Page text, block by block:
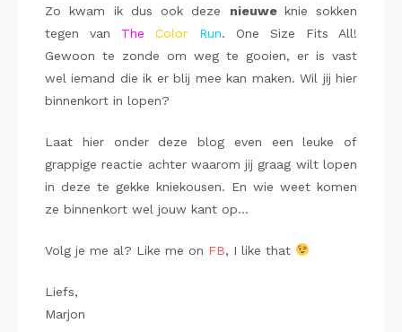
Zo kwam ik dus ook deze nieuwe knie sokken
tegen van The Color Run. One Size Fits All!
Gewoon te zonde om weg te gooien, er is vast
wel iemand die ik er blij mee kan maken. Wil jij hier
binnenkort in lopen?
Laat hier onder deze blog even een leuke of
grappige reactie achter waarom jij graag wilt lopen
in deze te gekke kniekousen. En wie weet komen
ze binnenkort wel jouw kant op…
Volg je me al? Like me on FB, I like that
Liefs,
Marjon